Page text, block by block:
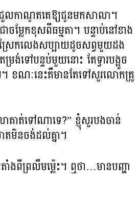
លកាណូតគេឱ្យជូនមកសាលា។
ចម្លែកខុសពីធម្មតា។ បន្ទាប់នៅខាង
ែកលេងសប្បាយដូចសព្វមួយដង
ង់ទៅបន្ទប់មួយនោះ តែទ្វារបង្អួច
ខណៈនេះគឺមានតែទៅសួរលោកគ្រូ
គាត់ទៅណាទេ?” ខ្ញុំសួរបងចាន់
មិនចង់ដល់គ្នា។
ាំងពីព្រលឹមម្ល៉េះ។ ឮថា…មានបញ្ហា